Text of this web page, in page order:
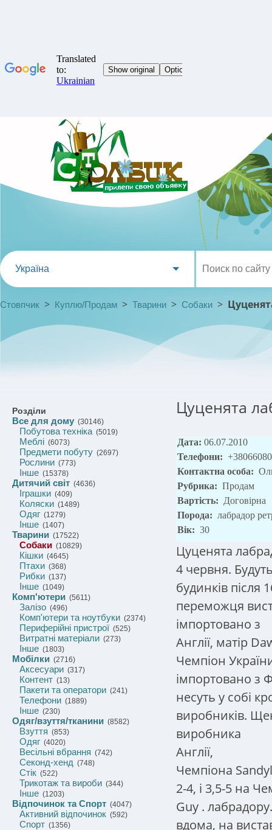
Україна
Стовпчик > Куплю/Продам > Тварини > Собаки >
Розділи
Все для дому (30146)
Побутова техніка(5019)
Меблі (6073)
Предмети побуту (2697)
Рослини (773)
Інше (15378)
Дитячий світ (4636)
Іграшки (409)
Коляски (1489)
Одяг (1279)
Інше (1407)
Тварини (17522)
Собаки (10829)
Кішки (4645)
Птахи (368)
Рибки (137)
Інше (1049)
Комп'ютери (5611)
Залізо (496)
Комп'ютери та ноутбуки (2374)
Периферійні пристрої (525)
Витратні матеріали (273)
Інше (1803)
Мобілки (2716)
Аксесуари (317)
Контент (13)
Пакети та оператори (241)
Телефони (1889)
Інше (230)
Одяг/взуття/тканини (8582)
Взуття (853)
Одяг (4020)
Весільні вбрання (742)
Секонд-хенд (748)
Стік (522)
Трикотаж та вироби (344)
Інше (1203)
Відпочинок та Спорт (4047)
Активний відпочинок (592)
Спорт (1356)
Цуценята
Дата: 06.07.2010
Телефони:
Контактна особа:
Рубрика: Продам
Вартість: Договірна
Порода: лабрадор
Вік: 30
Цуценята
4 червня.
будинків після
переможця
імпортовано з
Англії, матір
Чемпіон
імпортовано з
несуть у собі
виробників.
виробника
Англії,
Чемпіона
2-4, і 3,5-5 на
Guy .
вдома, на